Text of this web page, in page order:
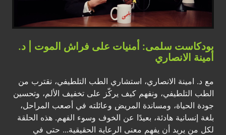
بودكاست سلمى: أمنيات على فراش الموت | د.
أمينة الانصاري
مع د. امينة الانصاري، استشاري الطب التلطيفي، نقترب من
الطب التلطيفي، ونفهم كيف يركّز على تخفيف الألم، وتحسين
جودة الحياة، ومساندة المريض وعائلته في أصعب المراحل،
بلغة إنسانية هادئة، بعيدًا عن الخوف وسوء الفهم. هذه الحلقة
لكل من يريد أن يفهم معنى الرعاية الحقيقية... حتى في